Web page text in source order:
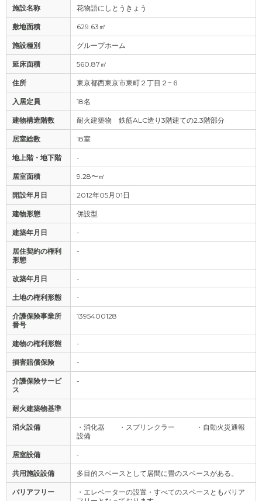
施設名称 花物語にしとうきょう
敷地面積 629.63㎡
施設種別 グループホーム
延床面積 560.87㎡
住所 東京都西東京市東町２丁目２−６
入居定員 18名
建物構造階数 耐火建築物 鉄筋ALC造り3階建ての2.3階部分
居室総数 18室
地上階・地下階 -
居室面積 9.28〜㎡
開設年月日 2012年05月01日
建物形態 併設型
建築年月日 -
居住契約の権利
形態
-
改築年月日 -
土地の権利形態 -
介護保険事業所
番号
1395400128
建物の権利形態 -
損害賠償保険 -
介護保険サービ
ス
-
耐火建築物基準
消火設備
・消化器 ・スプリンクラー ・自動火災通報
設備
居室設備 ‐
共用施設設備 多目的スペースとして居間に畳のスペースがある。
バリアフリー
・エレベーターの設置・すべてのスペースともバリア